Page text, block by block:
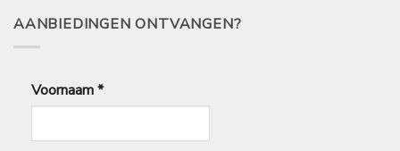
AANBIEDINGEN ONTVANGEN?
Voornaam*